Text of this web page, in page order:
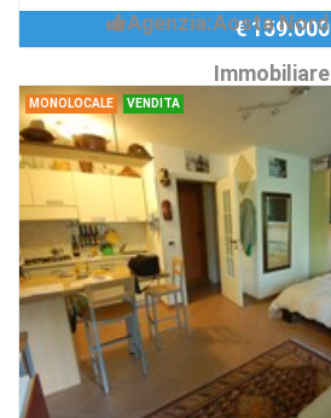
Agenzia:Aosta Nord
Immobiliare
€ 159.000
MONOLOCALE VENDITA